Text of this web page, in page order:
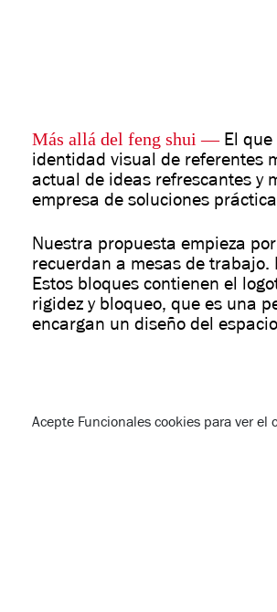
Más allá del feng shui — El
identidad visual de referentes
actual de ideas refrescantes y
empresa de soluciones
Nuestra propuesta empieza
recuerdan a mesas de trabajo.
Estos bloques contienen el
rigidez y bloqueo, que es una
encargan un diseño del
Acepte Funcionales cookies para ver el